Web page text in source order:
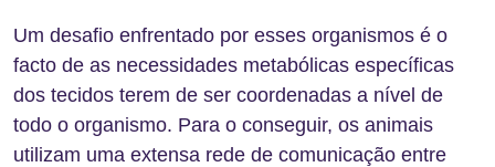
Um desafio enfrentado por esses organismos é o
facto de as necessidades metabólicas específicas
dos tecidos terem de ser coordenadas a nível de
todo o organismo. Para o conseguir, os animais
utilizam uma extensa rede de comunicação entre